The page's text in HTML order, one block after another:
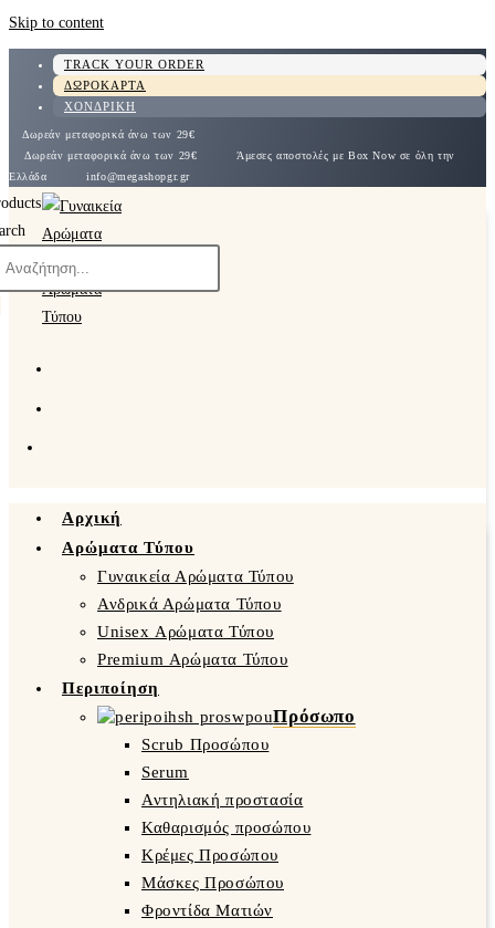
Skip to content
TRACK YOUR ORDER
ΔΩΡΟΚΑΡΤΑ
ΧΟΝΔΡΙΚΗ
Δωρεάν μεταφορικά άνω των 29€
Δωρεάν μεταφορικά άνω των 29€
Άμεσες αποστολές με Box Now σε όλη την
Ελλάδα
info@megashopgr.gr
Αρχική
Αρώματα Τύπου
Γυναικεία Αρώματα Τύπου
Ανδρικά Αρώματα Τύπου
Unisex Αρώματα Τύπου
Premium Αρώματα Τύπου
Περιποίηση
Πρόσωπο
Scrub Προσώπου
Serum
Αντηλιακή προστασία
Καθαρισμός προσώπου
Κρέμες Προσώπου
Μάσκες Προσώπου
Φροντίδα Ματιών